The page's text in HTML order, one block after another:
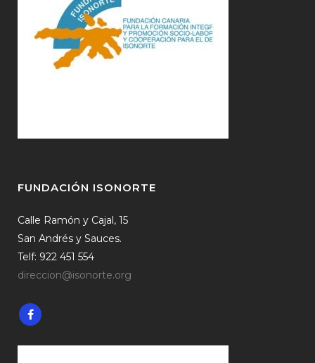
FUNDACIÓN ISONORTE
Calle Ramón y Cajal, 15
San Andrés y Sauces.
Telf: 922 451 554
direccion@isonorte.org